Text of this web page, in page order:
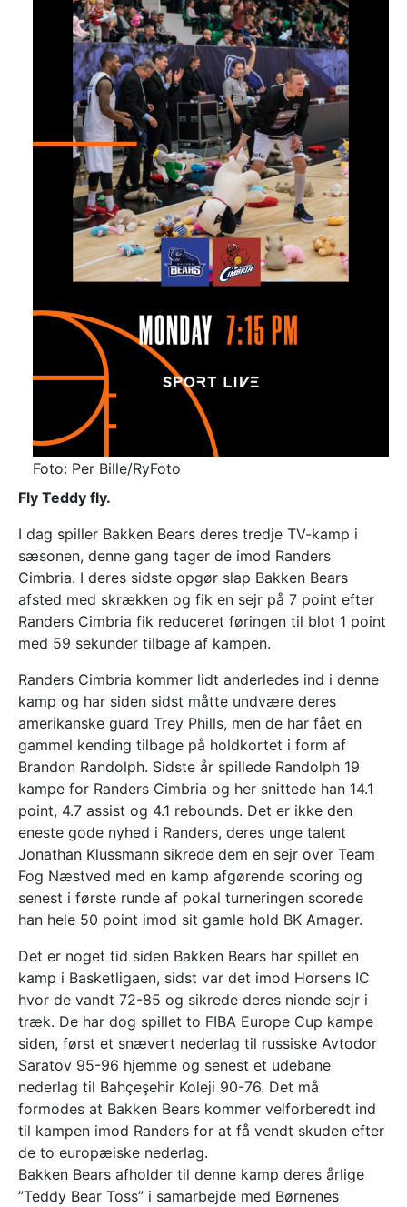
Foto: Per Bille/RyFoto
Fly Teddy fly.
I dag spiller Bakken Bears deres tredje TV-kamp i
sæsonen, denne gang tager de imod Randers
Cimbria. I deres sidste opgør slap Bakken Bears
afsted med skrækken og fik en sejr på 7 point efter
Randers Cimbria fik reduceret føringen til blot 1 point
med 59 sekunder tilbage af kampen.
Randers Cimbria kommer lidt anderledes ind i denne
kamp og har siden sidst måtte undvære deres
amerikanske guard Trey Phills, men de har fået en
gammel kending tilbage på holdkortet i form af
Brandon Randolph. Sidste år spillede Randolph 19
kampe for Randers Cimbria og her snittede han 14.1
point, 4.7 assist og 4.1 rebounds. Det er ikke den
eneste gode nyhed i Randers, deres unge talent
Jonathan Klussmann sikrede dem en sejr over Team
Fog Næstved med en kamp afgørende scoring og
senest i første runde af pokal turneringen scorede
han hele 50 point imod sit gamle hold BK Amager.
Det er noget tid siden Bakken Bears har spillet en
kamp i Basketligaen, sidst var det imod Horsens IC
hvor de vandt 72-85 og sikrede deres niende sejr i
træk. De har dog spillet to FIBA Europe Cup kampe
siden, først et snævert nederlag til russiske Avtodor
Saratov 95-96 hjemme og senest et udebane
nederlag til Bahçeşehir Koleji 90-76. Det må
formodes at Bakken Bears kommer velforberedt ind
til kampen imod Randers for at få vendt skuden efter
de to europæiske nederlag.
Bakken Bears afholder til denne kamp deres årlige
”Teddy Bear Toss” i samarbejde med Børnenes